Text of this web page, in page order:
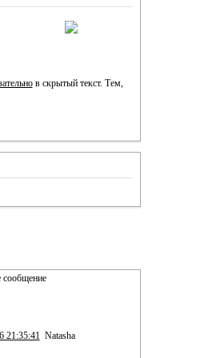
в скрытый текст. Тем,
сообщение
21:35:41 Natasha